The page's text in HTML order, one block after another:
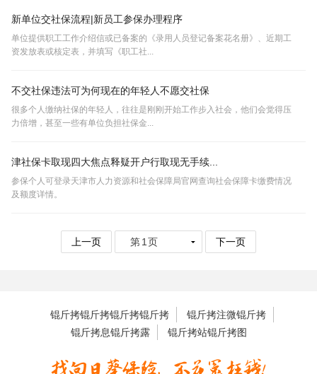
新单位交社保流程|新员工参保办理程序
单位提供职工工作介绍信或已备案的《录用人员登记备案花名册》、近期工
资发放表或核定表，并填写《职工社...
不交社保违法可为何现在的年轻人不愿交社保
很多个人缴纳社保的年轻人，往往是刚刚开始工作步入社会，他们会觉得压
力倍增，甚至一些有单位负担社保金...
津社保卡取现四大焦点释疑开户行取现无手续...
参保个人可登录天津市人力资源和社会保障局官网查询社会保障卡缴费情况
及额度详情。
上一页 下一页
锟斤拷锟斤拷锟斤拷锟斤拷
锟斤拷注微锟斤拷
锟斤拷息锟斤拷露
锟斤拷站锟斤拷图